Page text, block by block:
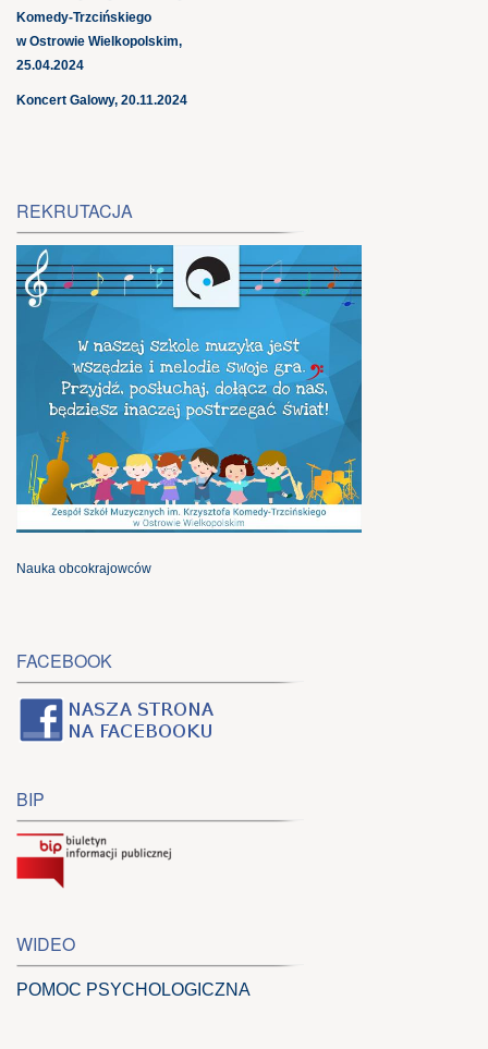
Komedy-Trzcińskiego
w Ostrowie Wielkopolskim,
25.04.2024
Koncert Galowy, 20.11.2024
REKRUTACJA
Nauka obcokrajowców
FACEBOOK
BIP
WIDEO
POMOC PSYCHOLOGICZNA